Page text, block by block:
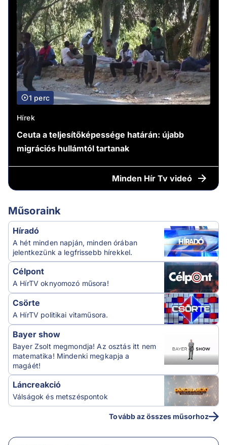
1 perc
Hírek
Ceuta a teljesítőképessége határán: újabb
migrációs hullámtól tartanak
Minden Hír Tv videó
Műsoraink
Híradó
A hét minden napján, minden órában
jelentkezünk a legfrissebb hírekkel.
Célpont
A HírTV oknyomozó műsora!
Csörte
A HírTV politikai vitaműsora.
Bayer show
Bayer Zsolt megmondja! Az osztás itt nem
matematika! Mindenki megkapja a
magáét!
Láncreakció
Válságok és metszéspontok
Tovább az összes műsorhoz